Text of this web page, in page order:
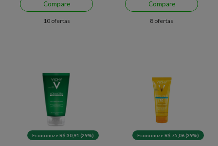
Compare
10 ofertas
Compare
8 ofertas
Economize R$ 30,91 (29%) Economize R$ 75,06 (39%)